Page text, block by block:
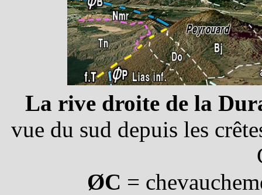
La rive droite de la
vue du sud depuis les
ØC =